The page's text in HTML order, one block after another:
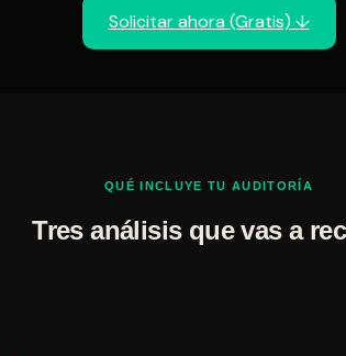
Solicitar ahora (Gratis) ↓
QUÉ INCLUYE TU AUDITORÍA
Tres análisis que vas a